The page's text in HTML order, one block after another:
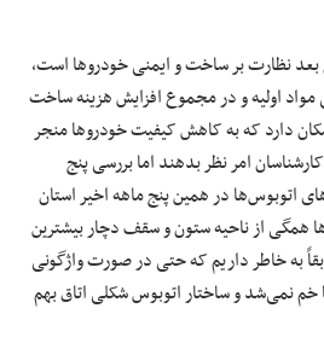
بعد نظارت بر ساخت و ایمنی خودروها است،
مواد اولیه و در مجموع افزایش هزینه ساخت
دارد که به کاهش کیفیت خودروها منجر
امر نظر بدهند اما بررسی پنج
اتوبوس‌ها در همین پنج ماهه اخیر استان
همگی از ناحیه ستون و سقف دچار بیشترین
به خاطر داریم که حتی در صورت واژگونی
نمی‌شد و ساختار اتوبوس شکلی اتاق بهم